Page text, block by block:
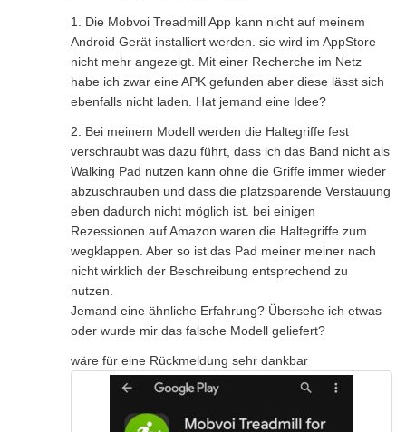
1. Die Mobvoi Treadmill App kann nicht auf meinem
Android Gerät installiert werden. sie wird im AppStore
nicht mehr angezeigt. Mit einer Recherche im Netz
habe ich zwar eine APK gefunden aber diese lässt sich
ebenfalls nicht laden. Hat jemand eine Idee?
2. Bei meinem Modell werden die Haltegriffe fest
verschraubt was dazu führt, dass ich das Band nicht als
Walking Pad nutzen kann ohne die Griffe immer wieder
abzuschrauben und dass die platzsparende Verstauung
eben dadurch nicht möglich ist. bei einigen
Rezessionen auf Amazon waren die Haltegriffe zum
wegklappen. Aber so ist das Pad meiner meiner nach
nicht wirklich der Beschreibung entsprechend zu
nutzen.
Jemand eine ähnliche Erfahrung? Übersehe ich etwas
oder wurde mir das falsche Modell geliefert?
wäre für eine Rückmeldung sehr dankbar